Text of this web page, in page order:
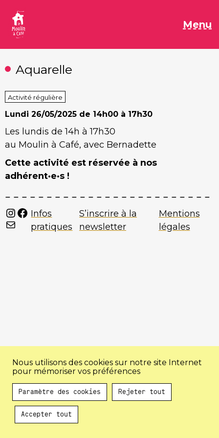
contenu
Menu
Aquarelle
Activité régulière
Lundi 26/05/2025 de 14h00 à 17h30
Les lundis de 14h à 17h30
au Moulin à Café, avec Bernadette
Cette activité est réservée à nos
adhérent·e·s !
Instagram
Facebook
Mail
Infos
pratiques
S’inscrire à la
newsletter
Mentions
légales
Au programme !
Nous utilisons des cookies sur notre site Internet
pour mémoriser vos préférences
Paramètre des cookies Rejeter tout
Accepter tout